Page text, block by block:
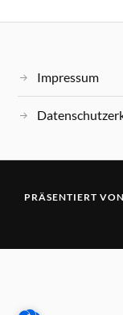
Impressum
PRÄSENTIERT VON